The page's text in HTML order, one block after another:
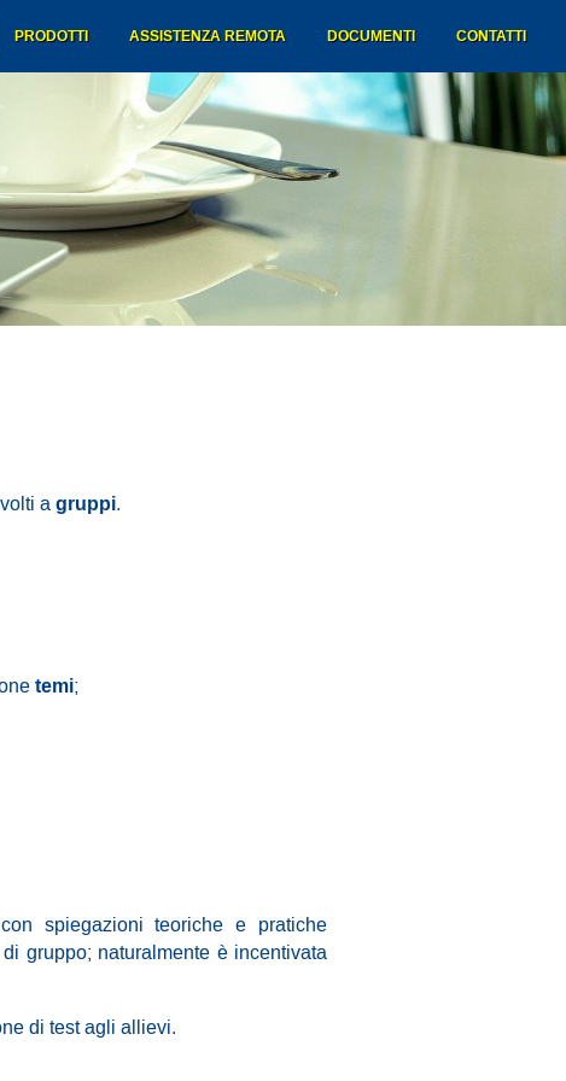
PRODOTTI ASSISTENZA REMOTA DOCUMENTI CONTATTI
agruppi.
temi;
spiegazioni teoriche e pratiche
gruppo; naturalmente è incentivata
di test agli allievi.